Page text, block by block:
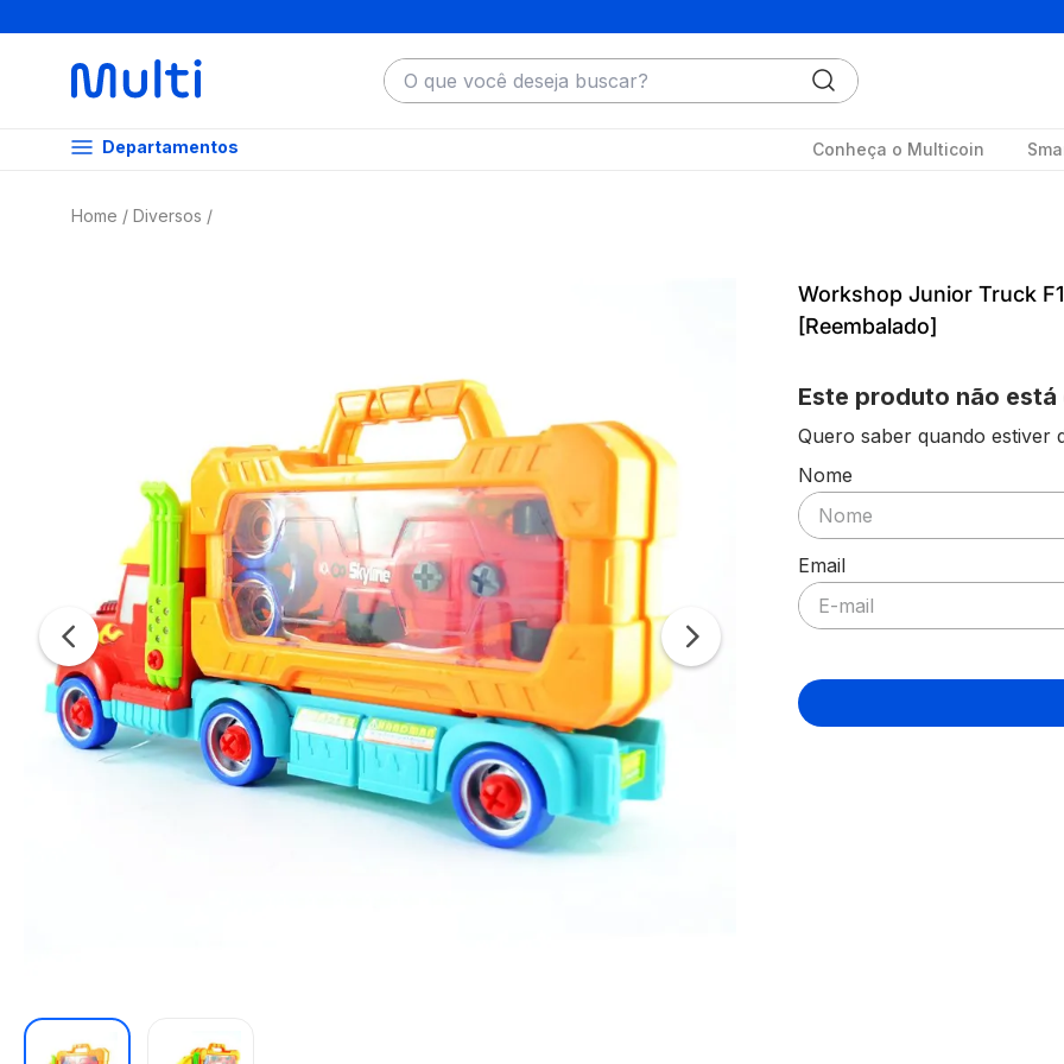
O que você deseja buscar?
Departamentos Conheça o Multicoin
Diversos
Workshop Junior Truck
[Reembalado]
Este produto não
Quero saber quando estiver